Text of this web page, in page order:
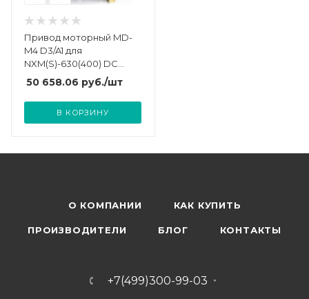
Привод моторный MD-
M4 D3/A1 для
NXM(S)-630(400) DC
220В/AC 230В (R) CHINT
946912
50 658.06 руб./шт
В КОРЗИНУ
О КОМПАНИИ КАК КУПИТЬ
ПРОИЗВОДИТЕЛИ БЛОГ КОНТАКТЫ
+7(499)300-99-03